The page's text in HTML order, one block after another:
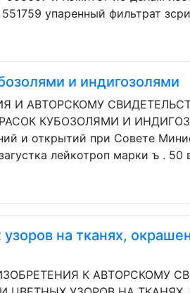
упаренный фильтрат
и индигозолями
АВТОРСКОМУ
КУБОЗОЛЯМИ И
и открытий при Совете
лейкотроп марки ъ . 50
на тканях,
К АВТОРСКОМУ